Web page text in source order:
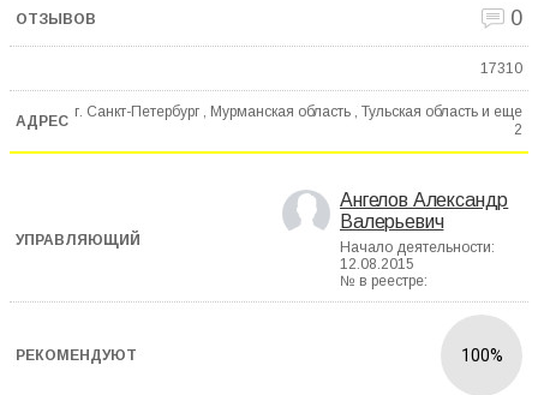
0
17310
г. Санкт-Петербург , Мурманская область , Тульская область и еще
2
Ангелов Александр
Валерьевич
Начало деятельности:
12.08.2015
№ в реестре:
100%